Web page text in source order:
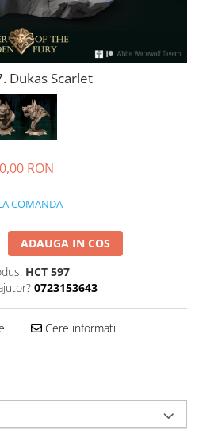
Dukas Scarlet
RON
COMANDA
ADAUGA IN COS
HCT 597
0723153643
Cere informatii